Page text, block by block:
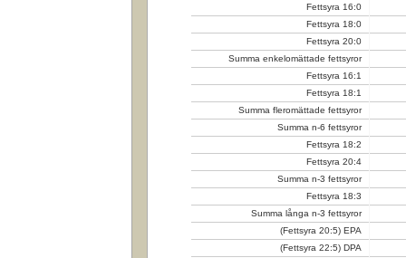
Fettsyra 16:0
Fettsyra 18:0
Fettsyra 20:0
Summa enkelomättade fettsyror
Fettsyra 16:1
Fettsyra 18:1
Summa fleromättade fettsyror
Summa n-6 fettsyror
Fettsyra 18:2
Fettsyra 20:4
Summa n-3 fettsyror
Fettsyra 18:3
Summa långa n-3 fettsyror
(Fettsyra 20:5) EPA
(Fettsyra 22:5) DPA